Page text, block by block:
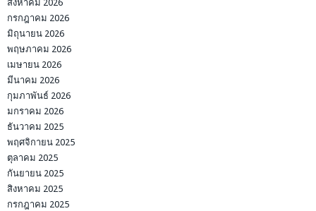
สิงหาคม 2026
กรกฎาคม 2026
มิถุนายน 2026
พฤษภาคม 2026
เมษายน 2026
มีนาคม 2026
กุมภาพันธ์ 2026
มกราคม 2026
ธันวาคม 2025
พฤศจิกายน 2025
ตุลาคม 2025
กันยายน 2025
สิงหาคม 2025
กรกฎาคม 2025